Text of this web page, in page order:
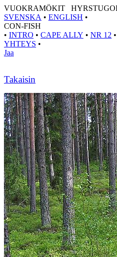
VUOKRAMÖKIT
SVENSKA • ENGLISH •
CON-FISH
• INTRO • CAPE ALLY • NR 12 •
YHTEYS •
Jaa
Takaisin